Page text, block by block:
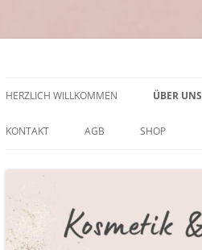
Zum
HERZLICH WILLKOMMEN ÜBER UNS
KONTAKT AGB SHOP